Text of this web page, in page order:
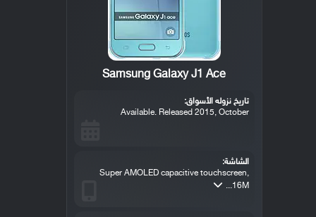
Samsung Galaxy J1 Ace
تاريخ نزوله الأسواق:
Available. Released 2015, October
الشاشة:
Super AMOLED capacitive touchscreen,
16M...